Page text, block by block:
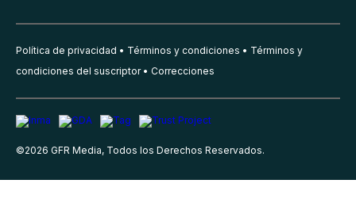
Política de privacidad Términos y condiciones
Términos y
condiciones del suscriptor
Correcciones
©2026 GFR Media, Todos los Derechos Reservados.